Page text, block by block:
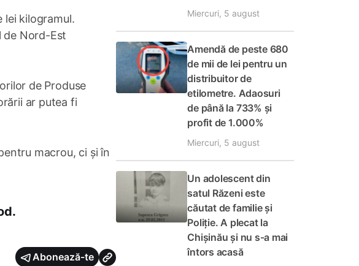
lei kilogramul.
de Nord-Est
de Produse
ar putea fi
macrou, ci și în
Abonează-te
Miercuri, 5 august
Amendă de peste 680
de mii de lei pentru un
distribuitor de
etilometre. Adaosuri
de până la 733% și
profit de 1.000%
Miercuri, 5 august
Un adolescent din
satul Răzeni este
căutat de familie și
Poliție. A plecat la
Chișinău și nu s-a mai
întors acasă